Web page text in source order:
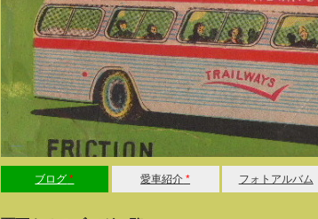
ブログ * 愛車紹介 * フォトアルバム